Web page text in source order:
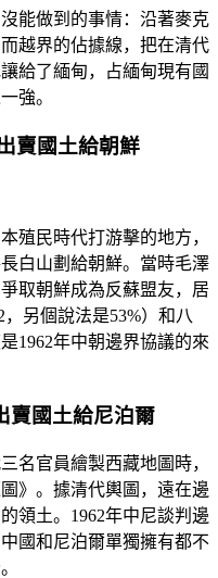
能做到的事情：沿著麥克
越界的佔據線，把在清代
給了緬甸，占緬甸現有國
強。
賣國土給朝鮮
殖民時代打游擊的地方，
白山劃給朝鮮。當時毛澤
取朝鮮成為反蘇盟友，居
另個說法是53%）和八
1962年中朝邊界協議的來
賣國土給尼泊爾
名官員繪製西藏地圖時，
》。據清代輿圖，遠在邊
領土。1962年中尼談判邊
國和尼泊爾單獨擁有都不